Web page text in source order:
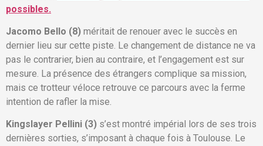
possibles.
Jacomo Bello (8) méritait de renouer avec le succès en
dernier lieu sur cette piste. Le changement de distance ne va
pas le contrarier, bien au contraire, et l’engagement est sur
mesure. La présence des étrangers complique sa mission,
mais ce trotteur véloce retrouve ce parcours avec la ferme
intention de rafler la mise.
Kingslayer Pellini (3) s’est montré impérial lors de ses trois
dernières sorties, s’imposant à chaque fois à Toulouse. Le